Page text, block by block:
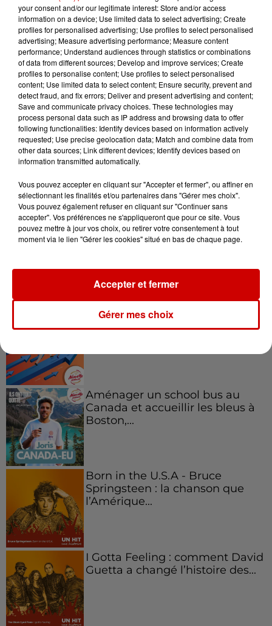
Le Duel - Gagnez vos entrées
pour l'un des zoos de nos
régions !
Destination Vacances - Gagnez
votre séjour en famille au cœur
de la...
vous !
Kelly Massol, figure
emblématique de
Aménager un school bus au
Canada et accueillir les bleus à
Boston,...
Born in the U.S.A - Bruce
Springsteen : la chanson que
l’Amérique...
I Gotta Feeling : comment David
Guetta a changé l’histoire des...
your consent and/or our legitimate interest: Store and/or access
information on a device; Use limited data to select advertising; Create
profiles for personalised advertising; Use profiles to select personalised
advertising; Measure advertising performance; Measure content
performance; Understand audiences through statistics or combinations
of data from different sources; Develop and improve services; Create
profiles to personalise content; Use profiles to select personalised
content; Use limited data to select content; Ensure security, prevent and
detect fraud, and fix errors; Deliver and present advertising and content;
Save and communicate privacy choices. These technologies may
process personal data such as IP address and browsing data to offer
following functionalities: Identify devices based on information actively
requested; Use precise geolocation data; Match and combine data from
other data sources; Link different devices; Identify devices based on
information transmitted automatically.
Vous pouvez accepter en cliquant sur "Accepter et fermer", ou affiner en
sélectionnant les finalités et/ou partenaires dans "Gérer mes choix".
Vous pouvez également refuser en cliquant sur "Continuer sans
accepter". Vos préférences ne s'appliqueront que pour ce site. Vous
pouvez mettre à jour vos choix, ou retirer votre consentement à tout
moment via le lien "Gérer les cookies" situé en bas de chaque page.
Gérer mes choix
Accepter et fermer